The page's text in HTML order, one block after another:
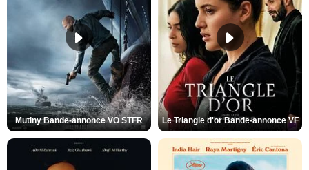
Mutiny Bande-annonce VO STFR Le Triangle d'or Bande-annonce VF